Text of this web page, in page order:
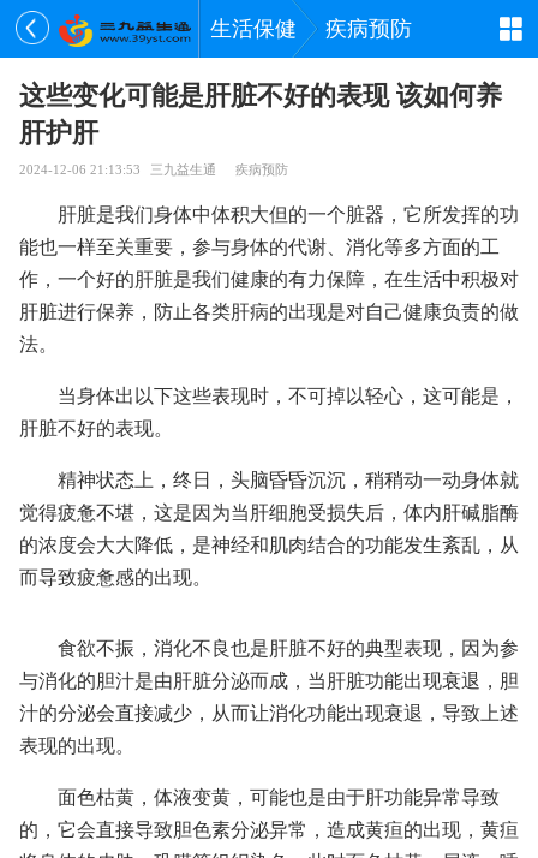
生活保健 疾病预防
这些变化可能是肝脏不好的表现 该如何养
肝护肝
2024-12-06 21:13:53 三九益生通 疾病预防
肝脏是我们身体中体积大但的一个脏器，它所发挥的功
能也一样至关重要，参与身体的代谢、消化等多方面的工
作，一个好的肝脏是我们健康的有力保障，在生活中积极对
肝脏进行保养，防止各类肝病的出现是对自己健康负责的做
法。
当身体出以下这些表现时，不可掉以轻心，这可能是，
肝脏不好的表现。
精神状态上，终日，头脑昏昏沉沉，稍稍动一动身体就
觉得疲惫不堪，这是因为当肝细胞受损失后，体内肝碱脂酶
的浓度会大大降低，是神经和肌肉结合的功能发生紊乱，从
而导致疲惫感的出现。
食欲不振，消化不良也是肝脏不好的典型表现，因为参
与消化的胆汁是由肝脏分泌而成，当肝脏功能出现衰退，胆
汁的分泌会直接减少，从而让消化功能出现衰退，导致上述
表现的出现。
面色枯黄，体液变黄，可能也是由于肝功能异常导致
的，它会直接导致胆色素分泌异常，造成黄疸的出现，黄疸